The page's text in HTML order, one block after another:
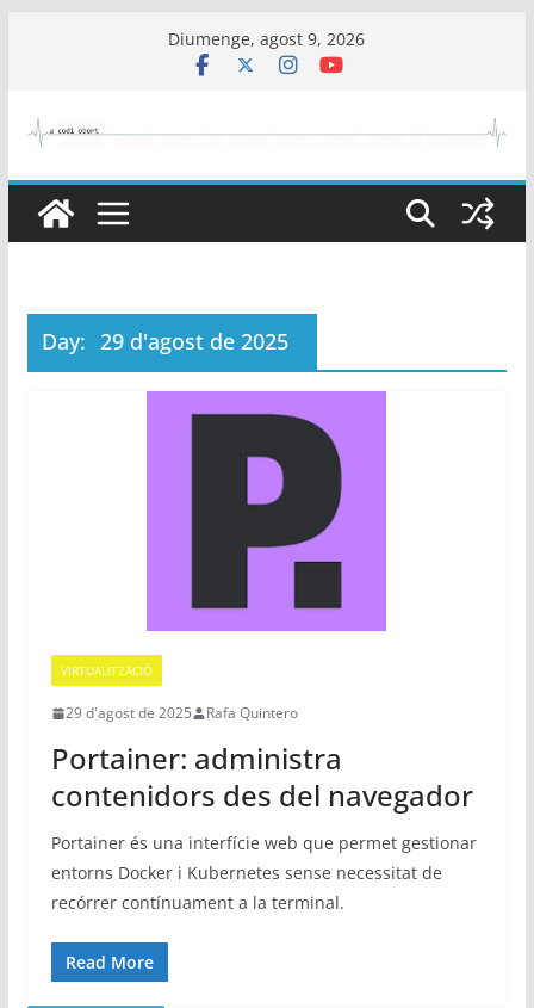
Diumenge, agost 9, 2026
Day: 29 d'agost de 2025
VIRTUALITZACIÓ
29 d'agost de 2025 Rafa Quintero
Portainer: administra
contenidors des del navegador
Portainer és una interfície web que permet gestionar
entorns Docker i Kubernetes sense necessitat de
recórrer contínuament a la terminal.
Read More